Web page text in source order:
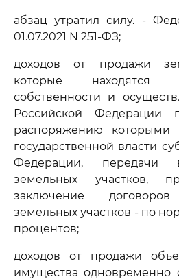
абзац утратил силу. -
01.07.2021 N 251-ФЗ;
доходов от продажи
которые находятся
собственности и
Российской Федерации
распоряжению которыми
государственной власти
Федерации, передачи
земельных участков,
заключение
земельных участков - по
процентов;
доходов от продажи
имущества одновременно